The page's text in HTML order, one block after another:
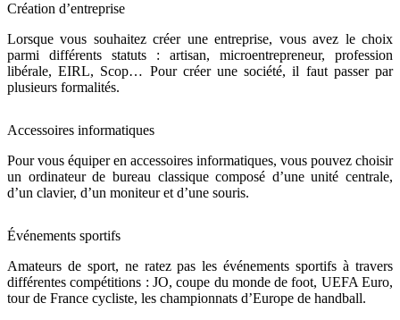
Création d’entreprise
Lorsque vous souhaitez créer une entreprise, vous avez le choix
parmi différents statuts : artisan, microentrepreneur, profession
libérale, EIRL, Scop… Pour créer une société, il faut passer par
plusieurs formalités.
Accessoires informatiques
Pour vous équiper en accessoires informatiques, vous pouvez choisir
un ordinateur de bureau classique composé d’une unité centrale,
d’un clavier, d’un moniteur et d’une souris.
Événements sportifs
Amateurs de sport, ne ratez pas les événements sportifs à travers
différentes compétitions : JO, coupe du monde de foot, UEFA Euro,
tour de France cycliste, les championnats d’Europe de handball.